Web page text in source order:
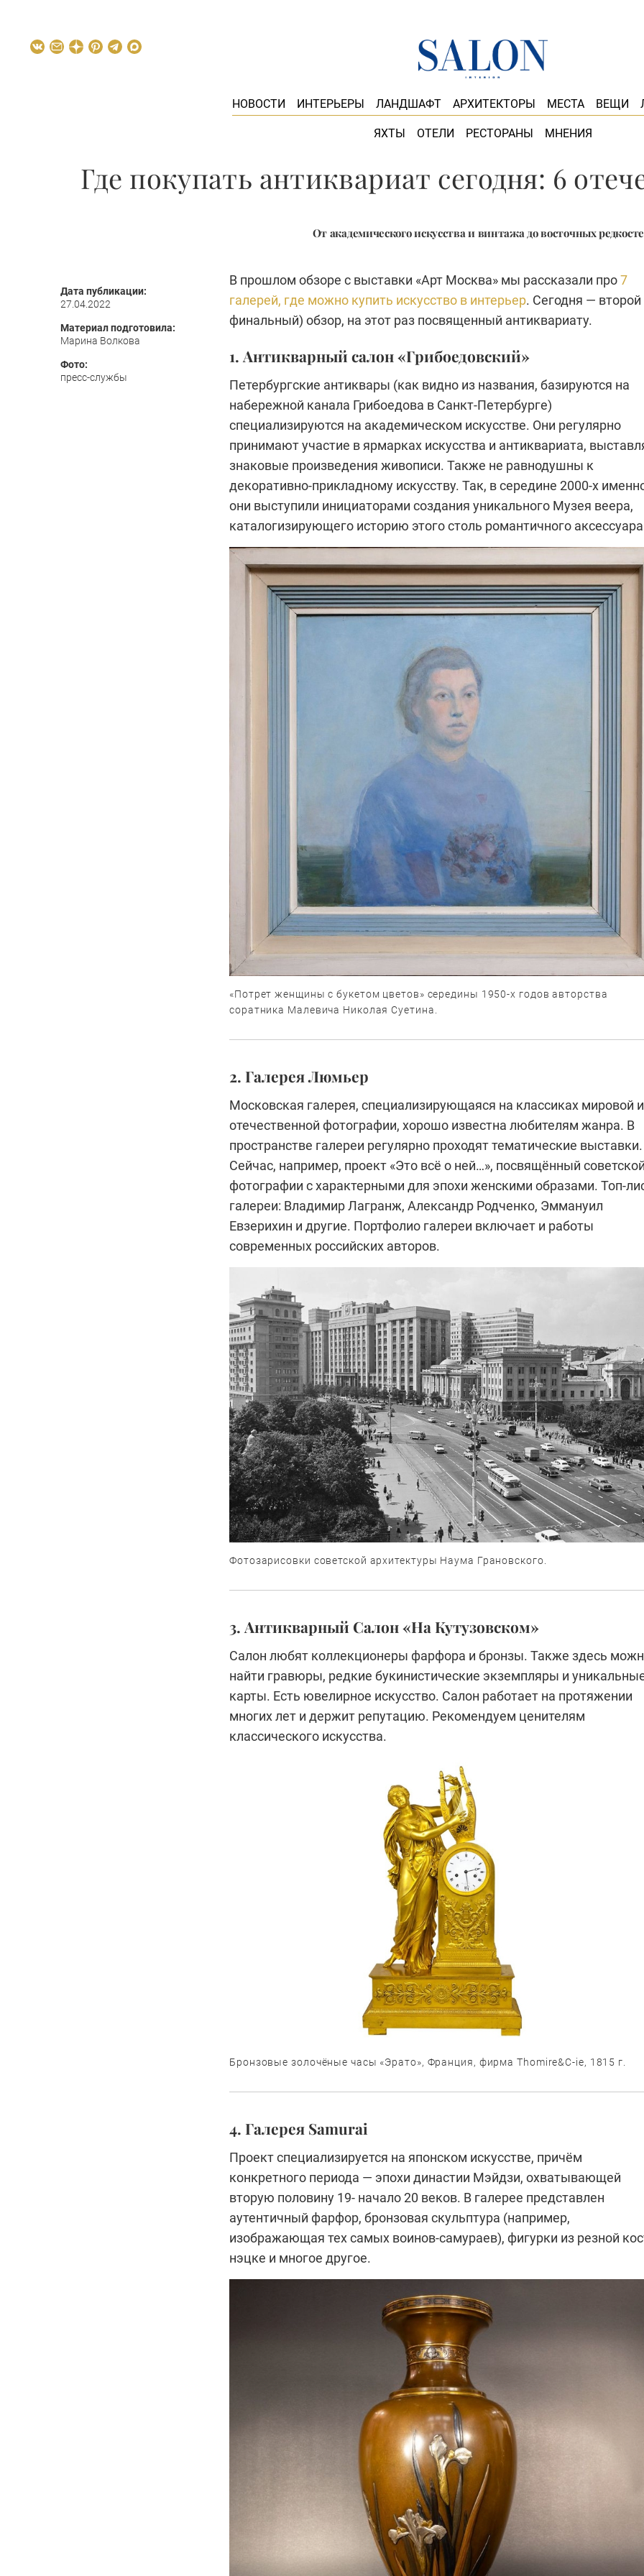
НОВОСТИ ИНТЕРЬЕРЫ ЛАНДШАФТ АРХИТЕКТОРЫ МЕСТА ВЕЩИ
ЯХТЫ ОТЕЛИ РЕСТОРАНЫ МНЕНИЯ
Где покупать антиквариат сегодня: 6
От академического искусства и винтажа до восточных
Дата публикации:
27.04.2022
Материал подготовила:
Марина Волкова
Фото:
пресс-службы
В прошлом обзоре с выставки «Арт Москва» мы рассказали про7
галерей, где можно купить искусство в интерьер. Сегодня — второй
финальный) обзор, на этот раз посвященный антиквариату.
1. Антикварный салон «Грибоедовский»
Петербургские антиквары (как видно из названия, базируются на
набережной канала Грибоедова в Санкт-Петербурге)
специализируются на академическом искусстве. Они регулярно
принимают участие в ярмарках искусства и антиквариата,
знаковые произведения живописи. Также не равнодушны к
декоративно-прикладному искусству. Так, в середине 2000-х
они выступили инициаторами создания уникального Музея веера,
каталогизирующего историю этого столь романтичного
«Потрет женщины с букетом цветов» середины 1950-х годов авторства
соратника Малевича Николая Суетина.
2. Галерея Люмьер
Московская галерея, специализирующаяся на классиках мировой и
отечественной фотографии, хорошо известна любителям жанра. В
пространстве галереи регулярно проходят тематические выставки.
Сейчас, например, проект «Это всё о ней…», посвящённый
фотографии с характерными для эпохи женскими образами. Топ-
галереи: Владимир Лагранж, Александр Родченко, Эммануил
Евзерихин и другие. Портфолио галереи включает и работы
современных российских авторов.
Фотозарисовки советской архитектуры Наума Грановского.
3. Антикварный Салон «На Кутузовском»
Салон любят коллекционеры фарфора и бронзы. Также здесь
найти гравюры, редкие букинистические экземпляры и
карты. Есть ювелирное искусство. Салон работает на протяжении
многих лет и держит репутацию. Рекомендуем ценителям
классического искусства.
Бронзовые золочёные часы «Эрато», Франция, фирма Thomire&C-ie, 1815 г.
4. Галерея Samurai
Проект специализируется на японском искусстве, причём
конкретного периода — эпохи династии Мэйдзи, охватывающей
вторую половину 19- начало 20 веков. В галерее представлен
аутентичный фарфор, бронзовая скульптура (например,
изображающая тех самых воинов-самураев), фигурки из резной
нэцке и многое другое.